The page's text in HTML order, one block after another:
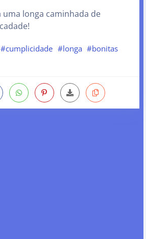
longa caminhada de
#cumplicidade #longa #bonitas